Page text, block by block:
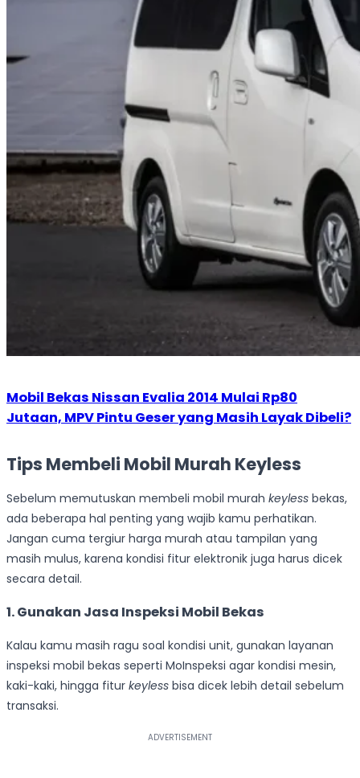
Mobil Bekas Nissan Evalia 2014 Mulai Rp80
Jutaan, MPV Pintu Geser yang Masih Layak Dibeli?
Tips Membeli Mobil Murah Keyless
Sebelum memutuskan membeli mobil murah keyless bekas,
ada beberapa hal penting yang wajib kamu perhatikan.
Jangan cuma tergiur harga murah atau tampilan yang
masih mulus, karena kondisi fitur elektronik juga harus dicek
secara detail.
1. Gunakan Jasa Inspeksi Mobil Bekas
Kalau kamu masih ragu soal kondisi unit, gunakan layanan
inspeksi mobil bekas seperti MoInspeksi agar kondisi mesin,
kaki-kaki, hingga fitur keyless bisa dicek lebih detail sebelum
transaksi.